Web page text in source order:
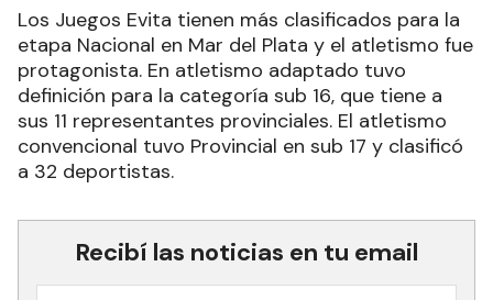
Los Juegos Evita tienen más clasificados para la
etapa Nacional en Mar del Plata y el atletismo fue
protagonista. En atletismo adaptado tuvo
definición para la categoría sub 16, que tiene a
sus 11 representantes provinciales. El atletismo
convencional tuvo Provincial en sub 17 y clasificó
a 32 deportistas.
Recibí las noticias en tu email